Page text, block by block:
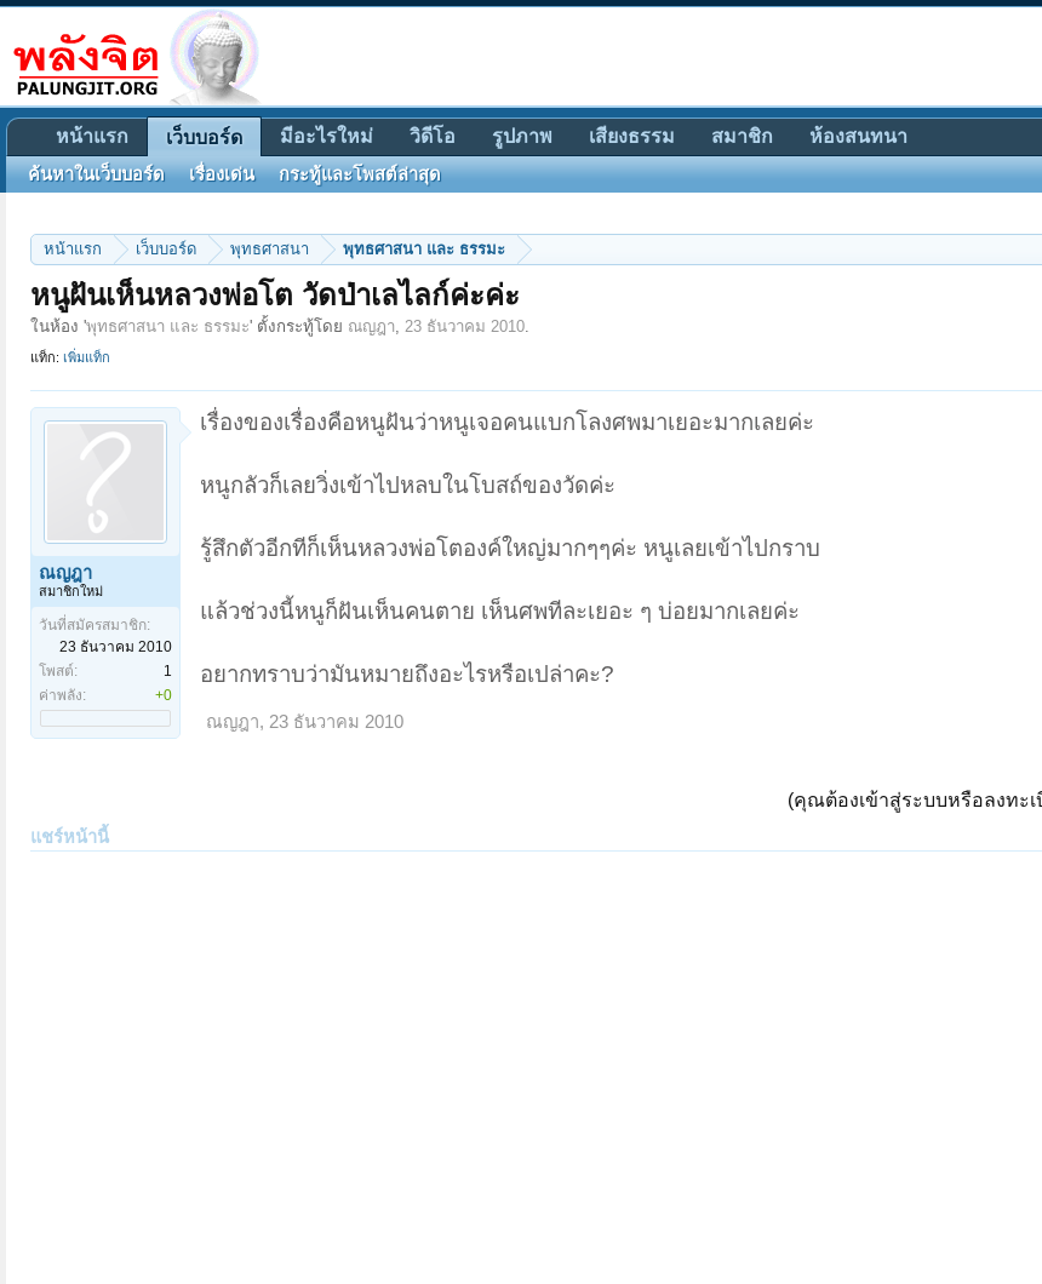
หน้าแรก เว็บบอร์ด พุทธศาสนา พุทธศาสนา และ ธรรมะ
หนูฝันเห็นหลวงพ่อโต วัดป่าเลไลก์ค่ะค่ะ
ในห้อง 'พุทธศาสนา และ ธรรมะ' ตั้งกระทู้โดย ณญฎา, 23 ธันวาคม 2010.
แท็ก: เพิ่มแท็ก
ณญฎา
สมาชิกใหม่
วันที่สมัครสมาชิก:
23 ธันวาคม 2010
โพสต์:
1
ค่าพลัง:
+0
เรื่องของเรื่องคือหนูฝันว่าหนูเจอคนแบกโลงศพมาเยอะมากเลยค่ะ
หนูกลัวก็เลยวิ่งเข้าไปหลบในโบสถ์ของวัดค่ะ
รู้สึกตัวอีกทีก็เห็นหลวงพ่อโตองค์ใหญ่มากๆๆค่ะ หนูเลยเข้าไปกราบ
แล้วช่วงนี้หนูก็ฝันเห็นคนตาย เห็นศพทีละเยอะ ๆ บ่อยมากเลยค่ะ
อยากทราบว่ามันหมายถึงอะไรหรือเปล่าคะ?
ณญฎา, 23 ธันวาคม 2010
(คุณต้องเข้าสู่ระบบหรือลงทะ
แชร์หน้านี้
หน้าแรก เว็บบอร์ด
ค้นหาในเว็บบอร์ด เรื่องเด่น กระทู้และโพสต์ล่าสุด
มีอะไรใหม่ วิดีโอ รูปภาพ เสียงธรรม สมาชิก ห้องสนทนา